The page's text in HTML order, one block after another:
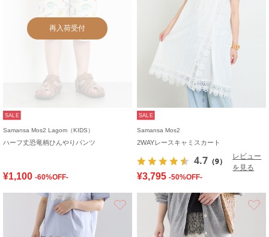
再入荷受付
SALE
Samansa Mos2 Lagom（KIDS）
ハーフ丈恐竜柄ひんやりパンツ
¥1,100 -60%OFF-
SALE
Samansa Mos2
2WAYレースキャミスカート
4.7 （9）
レビュー
を見る
¥3,795 -50%OFF-
お気に入り